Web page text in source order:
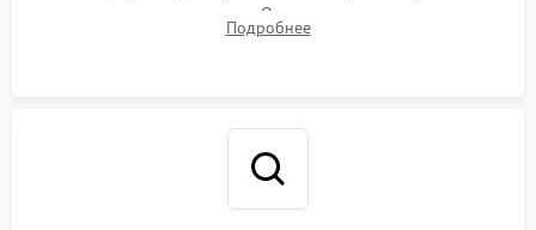
электромагнитного привода. Очистка оптических элементов
от пыли, следов влаги и грибка спецрастворами без
Подробнее